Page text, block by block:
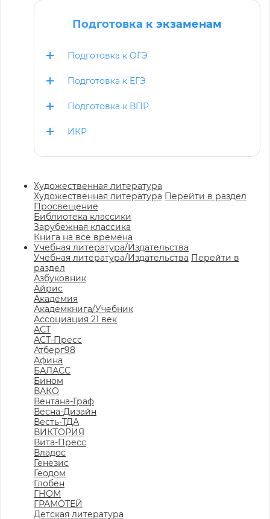
Подготовка к экзаменам
Подготовка к ОГЭ
Подготовка к ЕГЭ
Подготовка к ВПР
ИКР
Художественная литература
Художественная литература Перейти в раздел
Просвещение
Библиотека классики
Зарубежная классика
Книга на все времена
Учебная литература/Издательства
Учебная литература/Издательства Перейти в
раздел
Азбуковник
Айрис
Академия
Академкнига/Учебник
Ассоциация 21 век
АСТ
АСТ-Пресс
Атберг98
Афина
БАЛАСС
Бином
ВАКО
Вентана-Граф
Весна-Дизайн
Весть-ТДА
ВИКТОРИЯ
Вита-Пресс
Владос
Генезис
Геодом
Глобен
ГНОМ
ГРАМОТЕЙ
Детская литература